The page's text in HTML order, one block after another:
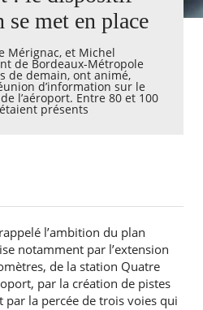
met en place
Mérignac, et Michel
de Bordeaux-Métropole
de demain, ont animé,
d’information sur le
l’aéroport. Entre 80 et 100
présents
l’ambition du plan
notamment par l’extension
de la station Quatre
par la création de pistes
la percée de trois voies qui